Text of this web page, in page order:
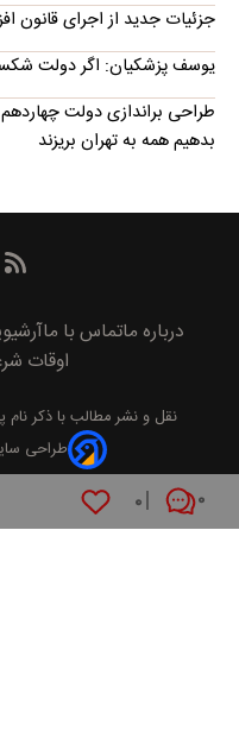
۰ ۰
جزئیات جدید از اجرای قانون
یوسف پزشکیان: اگر دولت
طراحی براندازی دولت
بدهیم همه به تهران بریزند
درباره ماتماس با ماآرشیو
اوقات
نقل و نشر مطالب با ذکر نام
طراحی